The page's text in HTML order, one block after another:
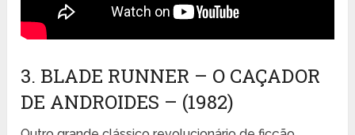
3. BLADE RUNNER – O CAÇADOR
DE ANDROIDES – (1982)